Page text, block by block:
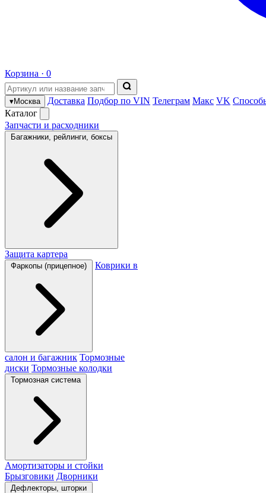
Корзина · 0
▾Москва Доставка Подбор по VIN Телеграм Макс VK
Каталог
Запчасти и расходники
Багажники, рейлинги, боксы
Защита картера
Фаркопы (прицепное) Коврики в
салон и багажник Тормозные
диски Тормозные колодки
Тормозная система
Амортизаторы и стойки
Брызговики Дворники
Дефлекторы, шторки